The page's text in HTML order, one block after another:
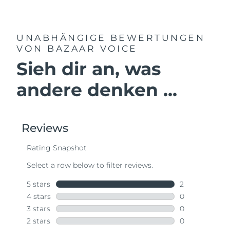
UNABHÄNGIGE BEWERTUNGEN
VON BAZAAR VOICE
Sieh dir an, was
andere denken ...